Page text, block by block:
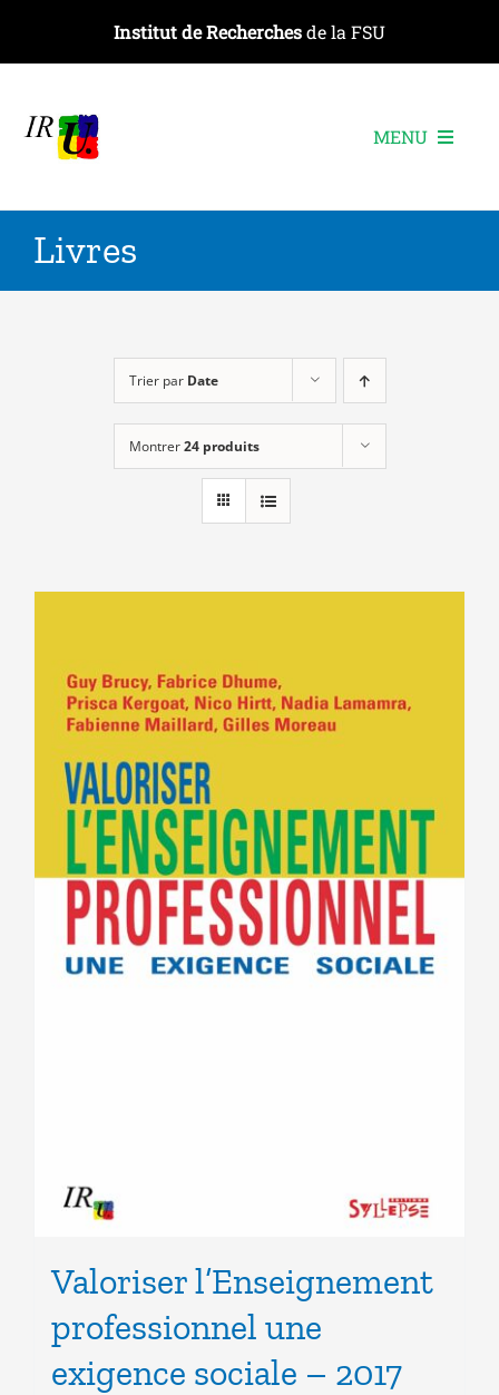
contenu
Institut de Recherchesde la FSU
MENU
Les recherches
Les événements
Livres
Trier par Date
Montrer24 produits
Valoriser l’Enseignement
professionnel une
exigence sociale – 2017